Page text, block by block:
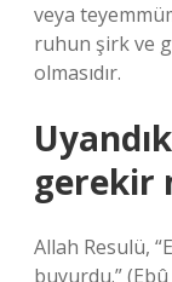
veya
ruhun şirk ve
olmasıdır.
gerekir
Allah Resulü,
buyurdu.”